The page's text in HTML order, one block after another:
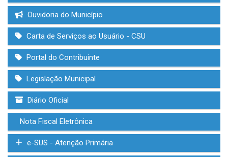
Ouvidoria do Município
Carta de Serviços ao Usuário - CSU
Portal do Contribuinte
Legislação Municipal
Diário Oficial
Nota Fiscal Eletrônica
e-SUS - Atenção Primária